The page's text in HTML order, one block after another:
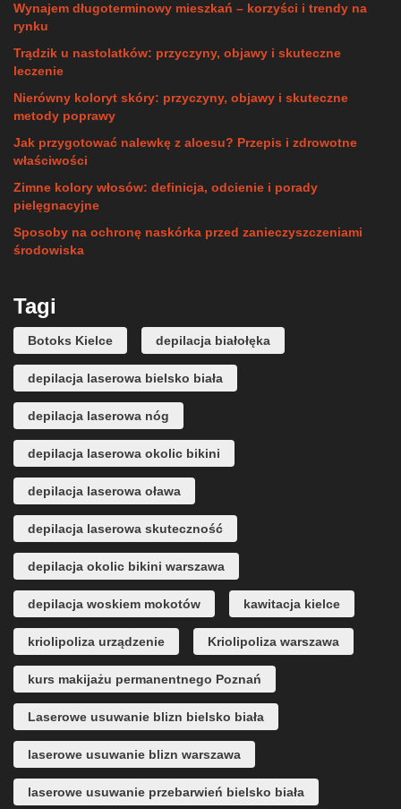
Wynajem długoterminowy mieszkań – korzyści i trendy na
rynku
Trądzik u nastolatków: przyczyny, objawy i skuteczne
leczenie
Nierówny koloryt skóry: przyczyny, objawy i skuteczne
metody poprawy
Jak przygotować nalewkę z aloesu? Przepis i zdrowotne
właściwości
Zimne kolory włosów: definicja, odcienie i porady
pielęgnacyjne
Sposoby na ochronę naskórka przed zanieczyszczeniami
środowiska
Tagi
Botoks Kielce depilacja białołęka
depilacja laserowa bielsko biała
depilacja laserowa nóg
depilacja laserowa okolic bikini
depilacja laserowa oława
depilacja laserowa skuteczność
depilacja okolic bikini warszawa
depilacja woskiem mokotów kawitacja kielce
kriolipoliza urządzenie Kriolipoliza warszawa
kurs makijażu permanentnego Poznań
Laserowe usuwanie blizn bielsko biała
laserowe usuwanie blizn warszawa
laserowe usuwanie przebarwień bielsko biała